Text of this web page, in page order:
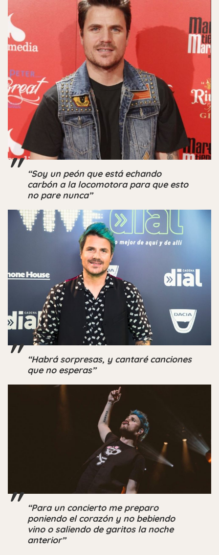
“Soy un peón que está echando
carbón a la locomotora para que esto
no pare nunca”
“Habrá sorpresas, y cantaré canciones
que no esperas”
“Para un concierto me preparo
poniendo el corazón y no bebiendo
vino o saliendo de garitos la noche
anterior”